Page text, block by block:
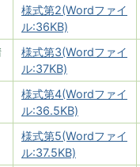
様式第2(Wordファイ
ル:36KB)
様式第3(Wordファイ
ル:37KB)
様式第4(Wordファイ
ル:36.5KB)
様式第5(Wordファイ
ル:37.5KB)